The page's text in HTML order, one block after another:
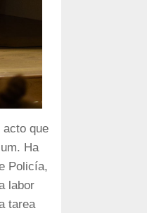
que
Ha
Policía,
labor
tarea